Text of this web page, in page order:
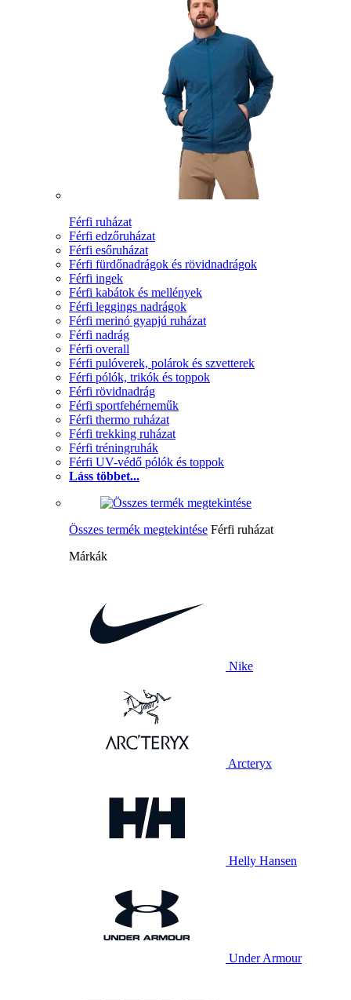
Férfi ruházat
Férfi edzőruházat
Férfi esőruházat
Férfi fürdőnadrágok és rövidnadrágok
Férfi ingek
Férfi kabátok és mellények
Férfi leggings nadrágok
Férfi merinó gyapjú ruházat
Férfi nadrág
Férfi overall
Férfi pulóverek, polárok és szvetterek
Férfi pólók, trikók és toppok
Férfi rövidnadrág
Férfi sportfehérneműk
Férfi thermo ruházat
Férfi trekking ruházat
Férfi tréningruhák
Férfi UV-védő pólók és toppok
Láss többet...
Összes termék megtekintése Férfi ruházat
Márkák
Nike
Arcteryx
Helly Hansen
Under Armour